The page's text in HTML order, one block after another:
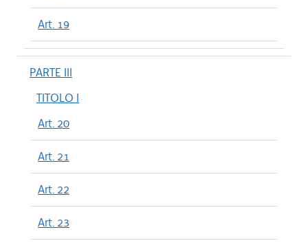
Art. 19
PARTE III
TITOLO I
Art. 20
Art. 21
Art. 22
Art. 23